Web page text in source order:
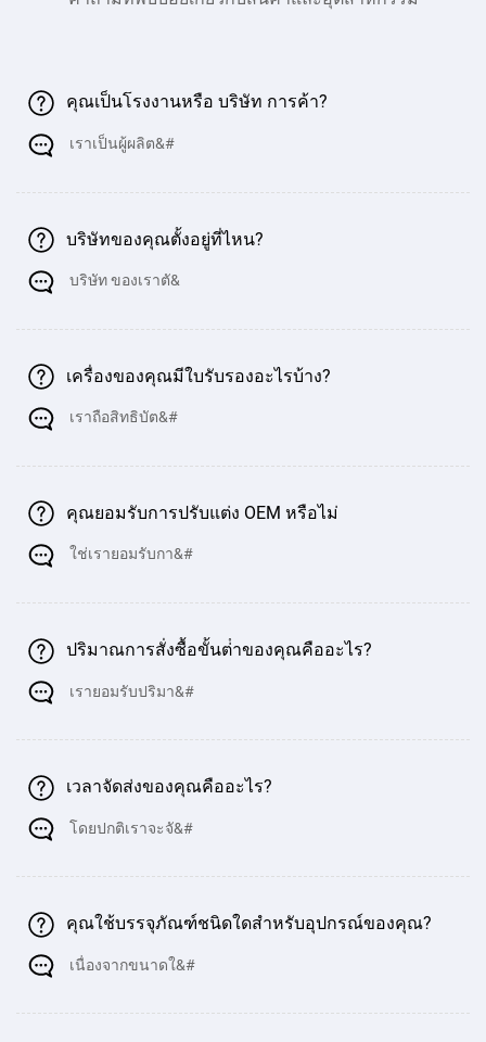
คุณเป็นโรงงานหรือ บริษัท การค้า?
เราเป็นผู้ผลิต&#
บริษัทของคุณตั้งอยู่ที่ไหน?
บริษัท ของเราตั&
เครื่องของคุณมีใบรับรองอะไรบ้าง?
เราถือสิทธิบัต&#
คุณยอมรับการปรับแต่ง OEM หรือไม่
ใช่เรายอมรับกา&#
ปริมาณการสั่งซื้อขั้นต่ําของคุณคืออะไร?
เรายอมรับปริมา&#
เวลาจัดส่งของคุณคืออะไร?
โดยปกติเราจะจั&#
คุณใช้บรรจุภัณฑ์ชนิดใดสําหรับอุปกรณ์ของคุณ?
เนื่องจากขนาดใ&#